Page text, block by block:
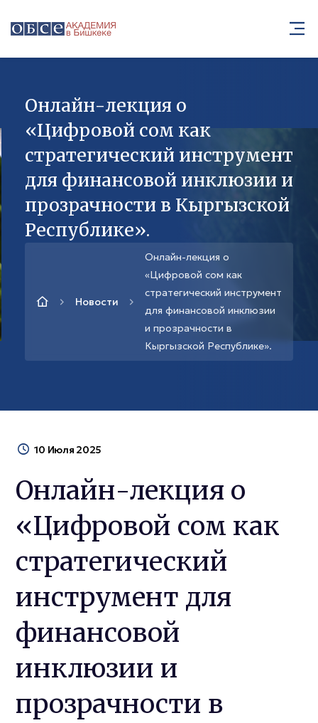
Онлайн-лекция о
«Цифровой сом как
стратегический инструмент
для финансовой инклюзии и
прозрачности в Кыргызской
Республике».
Новости
Онлайн-лекция о
«Цифровой сом как
стратегический инструмент
для финансовой инклюзии
и прозрачности в
Кыргызской Республике».
10 Июля 2025
Онлайн-лекция о
«Цифровой сом как
стратегический
инструмент для
финансовой
инклюзии и
прозрачности в